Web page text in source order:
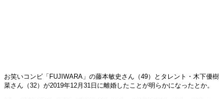
お笑いコンビ「FUJIWARA」の藤本敏史さん（49）とタレント・木下優樹
菜さん（32）が2019年12月31日に離婚したことが明らかになったとか。